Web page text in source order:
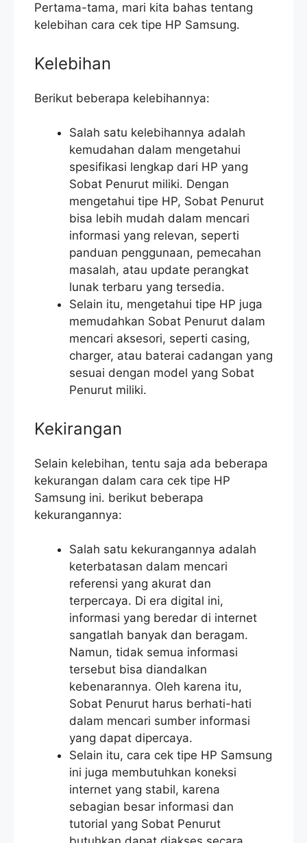
Pertama-tama, mari kita bahas tentang
kelebihan cara cek tipe HP Samsung.
Kelebihan
Berikut beberapa kelebihannya:
Salah satu kelebihannya adalah
kemudahan dalam mengetahui
spesifikasi lengkap dari HP yang
Sobat Penurut miliki. Dengan
mengetahui tipe HP, Sobat Penurut
bisa lebih mudah dalam mencari
informasi yang relevan, seperti
panduan penggunaan, pemecahan
masalah, atau update perangkat
lunak terbaru yang tersedia.
Selain itu, mengetahui tipe HP juga
memudahkan Sobat Penurut dalam
mencari aksesori, seperti casing,
charger, atau baterai cadangan yang
sesuai dengan model yang Sobat
Penurut miliki.
Kekirangan
Selain kelebihan, tentu saja ada beberapa
kekurangan dalam cara cek tipe HP
Samsung ini. berikut beberapa
kekurangannya:
Salah satu kekurangannya adalah
keterbatasan dalam mencari
referensi yang akurat dan
terpercaya. Di era digital ini,
informasi yang beredar di internet
sangatlah banyak dan beragam.
Namun, tidak semua informasi
tersebut bisa diandalkan
kebenarannya. Oleh karena itu,
Sobat Penurut harus berhati-hati
dalam mencari sumber informasi
yang dapat dipercaya.
Selain itu, cara cek tipe HP Samsung
ini juga membutuhkan koneksi
internet yang stabil, karena
sebagian besar informasi dan
tutorial yang Sobat Penurut